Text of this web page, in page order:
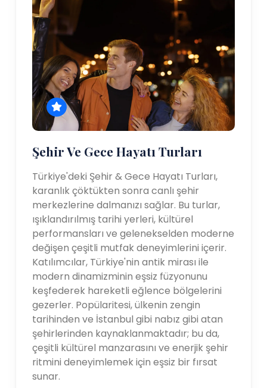
Şehir Ve Gece Hayatı Turları
Türkiye'deki Şehir & Gece Hayatı Turları,
karanlık çöktükten sonra canlı şehir
merkezlerine dalmanızı sağlar. Bu turlar,
ışıklandırılmış tarihi yerleri, kültürel
performansları ve gelenekselden moderne
değişen çeşitli mutfak deneyimlerini içerir.
Katılımcılar, Türkiye'nin antik mirası ile
modern dinamizminin eşsiz füzyonunu
keşfederek hareketli eğlence bölgelerini
gezerler. Popülaritesi, ülkenin zengin
tarihinden ve İstanbul gibi nabız gibi atan
şehirlerinden kaynaklanmaktadır; bu da,
çeşitli kültürel manzarasını ve enerjik şehir
ritmini deneyimlemek için eşsiz bir fırsat
sunar.